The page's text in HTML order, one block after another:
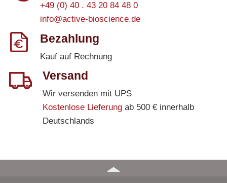
+49 (0) 40 . 43 20 84 48 0
info@active-bioscience.de
Bezahlung
Kauf auf Rechnung
Versand
Wir versenden mit UPS
Kostenlose Lieferungab 500 € innerhalb
Deutschlands